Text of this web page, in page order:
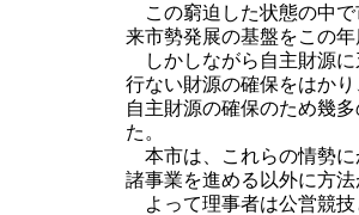
この窮迫した状態の中で
来市勢発展の基盤をこの
しかしながら自主財源に
行ない財源の確保をはか
自主財源の確保のため幾
た。
本市は、これらの情勢に
諸事業を進める以外に方法
よって理事者は公営競技